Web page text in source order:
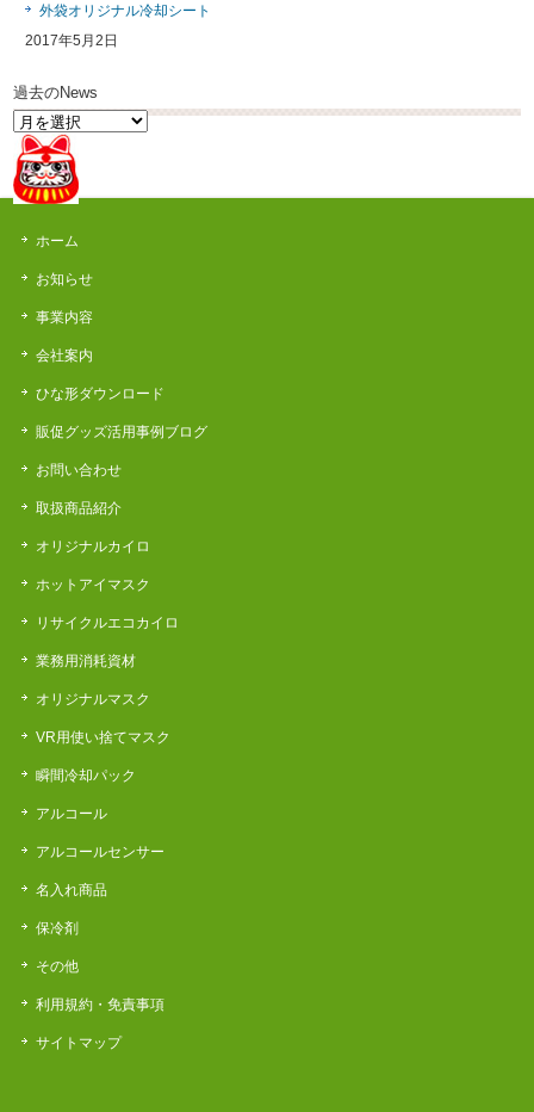
外袋オリジナル冷却シート
2017年5月2日
過去のNews
過
去
の
News
ホーム
お知らせ
事業内容
会社案内
ひな形ダウンロード
販促グッズ活用事例ブログ
お問い合わせ
取扱商品紹介
オリジナルカイロ
ホットアイマスク
リサイクルエコカイロ
業務用消耗資材
オリジナルマスク
VR用使い捨てマスク
瞬間冷却パック
アルコール
アルコールセンサー
名入れ商品
保冷剤
その他
利用規約・免責事項
サイトマップ